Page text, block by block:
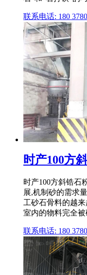
联系电话: 180
时产100方
时产100方斜锆石
展,机制砂的需求
工砂石骨料的越
室内的物料完全被
联系电话: 180